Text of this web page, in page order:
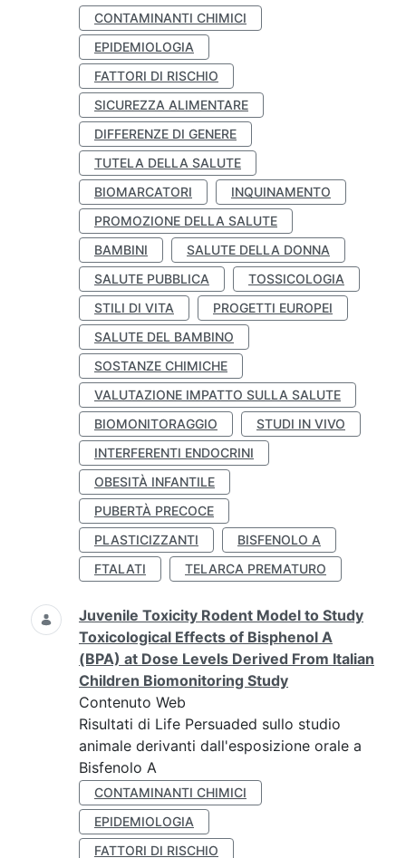
CONTAMINANTI CHIMICI
EPIDEMIOLOGIA
FATTORI DI RISCHIO
SICUREZZA ALIMENTARE
DIFFERENZE DI GENERE
TUTELA DELLA SALUTE
BIOMARCATORI
INQUINAMENTO
PROMOZIONE DELLA SALUTE
BAMBINI
SALUTE DELLA DONNA
SALUTE PUBBLICA
TOSSICOLOGIA
STILI DI VITA
PROGETTI EUROPEI
SALUTE DEL BAMBINO
SOSTANZE CHIMICHE
VALUTAZIONE IMPATTO SULLA SALUTE
BIOMONITORAGGIO
STUDI IN VIVO
INTERFERENTI ENDOCRINI
OBESITÀ INFANTILE
PUBERTÀ PRECOCE
PLASTICIZZANTI
BISFENOLO A
FTALATI
TELARCA PREMATURO
Juvenile Toxicity Rodent Model to Study
Toxicological Effects of Bisphenol A
(BPA) at Dose Levels Derived From Italian
Children Biomonitoring Study
Contenuto Web
Risultati di Life Persuaded sullo studio
animale derivanti dall'esposizione orale a
Bisfenolo A
CONTAMINANTI CHIMICI
EPIDEMIOLOGIA
FATTORI DI RISCHIO